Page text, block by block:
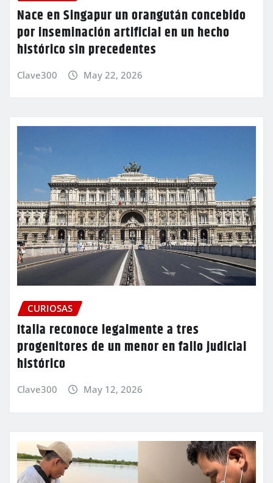
Nace en Singapur un orangután concebido
por inseminación artificial en un hecho
histórico sin precedentes
Clave300 May 22, 2026
CURIOSAS
Italia reconoce legalmente a tres
progenitores de un menor en fallo judicial
histórico
Clave300 May 12, 2026